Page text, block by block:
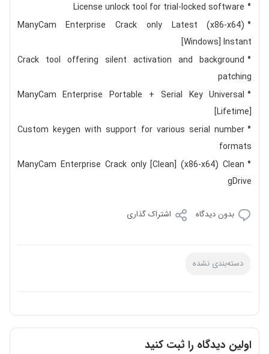
License unlock tool for trial-locked software
ManyCam Enterprise Crack only Latest (x86-x64)
[Windows] Instant
Crack tool offering silent activation and background
patching
ManyCam Enterprise Portable + Serial Key Universal
[Lifetime]
Custom keygen with support for various serial number
formats
ManyCam Enterprise Crack only [Clean] (x86-x64) Clean
gDrive
بدون دیدگاه اشتراک گذاری
دسته‌بندی نشده
اولین دیدگاه را ثبت کنید